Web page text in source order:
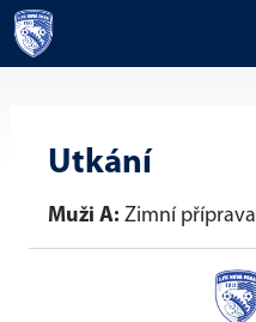
Utkání
Muži A: Zimní příprava